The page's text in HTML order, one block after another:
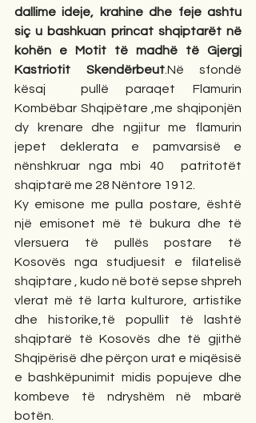
dallime ideje, krahine dhe feje ashtu
siç u bashkuan princat shqiptarët në
kohën e Motit të madhë të Gjergj
Kastriotit Skendërbeut.Në sfondë
kësaj  pullë paraqet Flamurin
Kombëbar Shqipëtare ,me shqiponjën
dy krenare dhe ngjitur me flamurin
jepet deklerata e pamvarsisë e
nënshkruar nga mbi 40  patritotët
shqiptarë me 28 Nëntore 1912.
Ky emisone me pulla postare, është
një emisonet më të bukura dhe të
vlersuera të pullës postare të
Kosovës nga studjuesit e filatelisë
shqiptare , kudo në botë sepse shpreh
vlerat më të larta kulturore, artistike
dhe historike,të popullit të lashtë
shqiptarë të Kosovës dhe të gjithë
Shqipërisë dhe përçon urat e miqësisë
e bashkëpunimit midis popujeve dhe
kombeve të ndryshëm në mbarë
botën.